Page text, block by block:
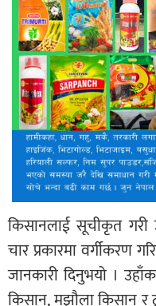
किसानलाई सूचीकृत गरी
चार प्रकारमा वर्गीकरण
जानकारी दिनुभयो ।
किसान, मझौला किसान र